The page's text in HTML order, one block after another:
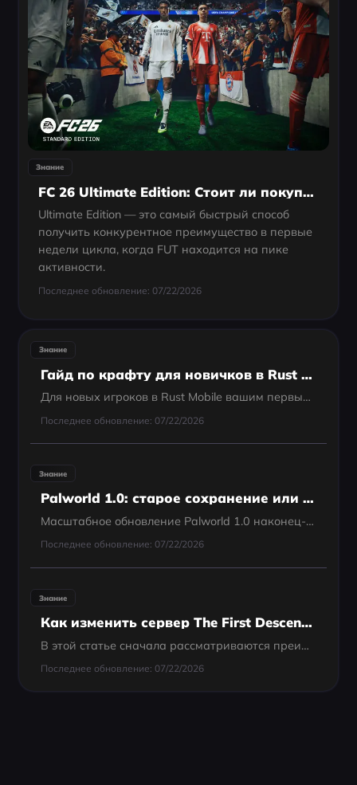
Знание
FC 26 Ultimate Edition: Стоит ли покупать или пустая трата денег?
Ultimate Edition — это самый быстрый способ
получить конкурентное преимущество в первые
недели цикла, когда FUT находится на пике
активности.
Последнее обновление: 07/22/2026
Знание
Гайд по крафту для новичков в Rust Mobile: что крафтить в первую очередь и как использовать материалы
Для новых игроков в Rust Mobile вашим первым приоритетом должно стать создание каменного топора и каменной кирки для добычи ресурсов, а сразу после этого — охотничьего лука для защиты. Как только у вас появится простая каменная база 1x2, сосредоточьте...
Последнее обновление: 07/22/2026
Знание
Palworld 1.0: старое сохранение или новый персонаж — стоит ли начинать заново?
Масштабное обновление Palworld 1.0 наконец-то вышло, принеся крупные изменения, новые механики и волну свежего контента на острова Пальпагос. Для миллионов вернувшихся игроков встает важный вопрос: стоит ли сразу возвращаться на свою эндгейм-базу или...
Последнее обновление: 07/22/2026
Знание
Как изменить сервер The First Descendant
В этой статье сначала рассматриваются преимущества смены серверов The First Descendant, а также полные руководства о том, как это изменить.
Последнее обновление: 07/22/2026